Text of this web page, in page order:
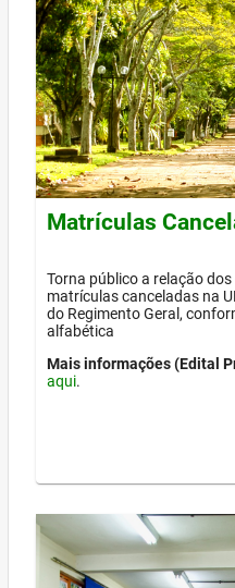
Matrículas
Torna público a relação
matrículas canceladas na
do Regimento Geral,
alfabética
Mais informações (Edital
aqui.